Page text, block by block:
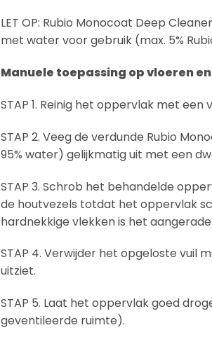
LET OP: Rubio Monocoat Deep
met water voor gebruik (max. 5%
Manuele toepassing op vloeren
STAP 1. Reinig het oppervlak met
STAP 2. Veeg de verdunde Rubio
95% water) gelijkmatig uit met een
STAP 3. Schrob het behandelde
de houtvezels totdat het oppervlak
hardnekkige vlekken is het
STAP 4. Verwijder het opgeloste vuil
uitziet.
STAP 5. Laat het oppervlak goed
geventileerde ruimte).